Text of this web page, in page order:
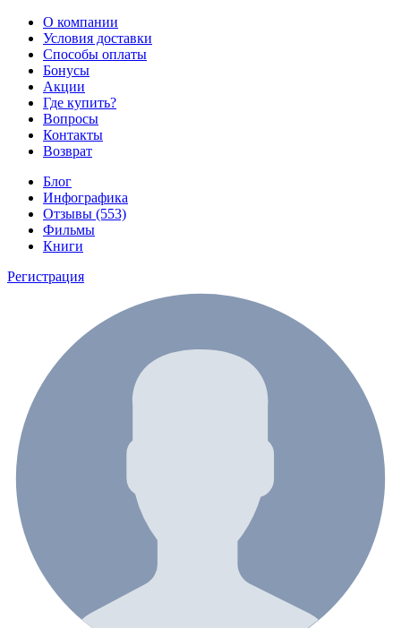
О компании
Условия доставки
Способы оплаты
Бонусы
Акции
Где купить?
Вопросы
Контакты
Возврат
Блог
Инфографика
Отзывы (553)
Фильмы
Книги
Регистрация